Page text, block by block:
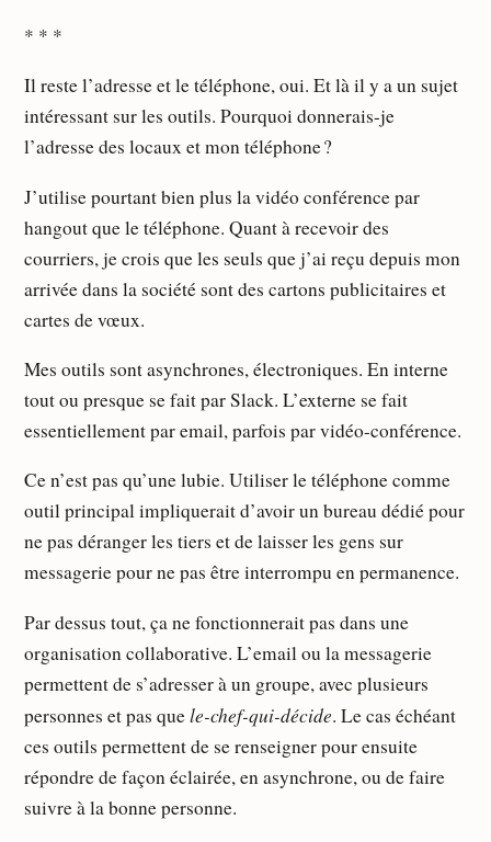
* * *
Il reste l’adresse et le téléphone, oui. Et là il y a un sujet
intéressant sur les outils. Pourquoi donnerais-je
l’adresse des locaux et mon téléphone ?
J’utilise pourtant bien plus la vidéo conférence par
hangout que le téléphone. Quant à recevoir des
courriers, je crois que les seuls que j’ai reçu depuis mon
arrivée dans la société sont des cartons publicitaires et
cartes de vœux.
Mes outils sont asynchrones, électroniques. En interne
tout ou presque se fait par Slack. L’externe se fait
essentiellement par email, parfois par vidéo-conférence.
Ce n’est pas qu’une lubie. Utiliser le téléphone comme
outil principal impliquerait d’avoir un bureau dédié pour
ne pas déranger les tiers et de laisser les gens sur
messagerie pour ne pas être interrompu en permanence.
Par dessus tout, ça ne fonctionnerait pas dans une
organisation collaborative. L’email ou la messagerie
permettent de s’adresser à un groupe, avec plusieurs
personnes et pas quele-chef-qui-décide. Le cas échéant
ces outils permettent de se renseigner pour ensuite
répondre de façon éclairée, en asynchrone, ou de faire
suivre à la bonne personne.